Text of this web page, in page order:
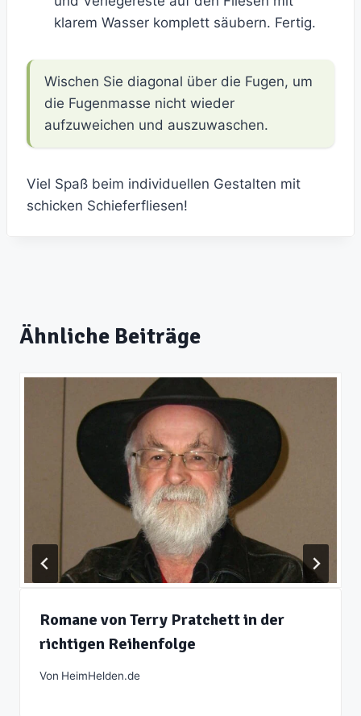
klarem Wasser komplett säubern. Fertig.
Wischen Sie diagonal über die Fugen, um
die Fugenmasse nicht wieder
aufzuweichen und auszuwaschen.
Viel Spaß beim individuellen Gestalten mit
schicken Schieferfliesen!
Ähnliche Beiträge
Romane von Terry Pratchett in der
richtigen Reihenfolge
Von HeimHelden.de